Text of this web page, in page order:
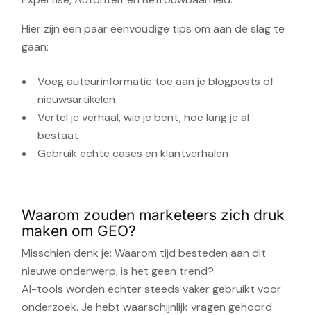
Hier zijn een paar eenvoudige tips om aan de slag te
gaan:
Voeg auteurinformatie toe aan je blogposts of
nieuwsartikelen
Vertel je verhaal, wie je bent, hoe lang je al
bestaat
Gebruik echte cases en klantverhalen
Waarom zouden marketeers zich druk
maken om GEO?
Misschien denk je:Waarom tijd besteden aan dit
nieuwe onderwerp, is het geen trend?
AI-tools worden echter steeds vaker gebruikt voor
onderzoek. Je hebt waarschijnlijk vragen gehoord